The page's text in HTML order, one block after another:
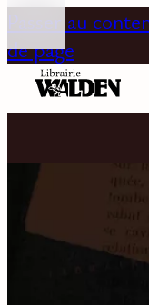
Passer au
de page